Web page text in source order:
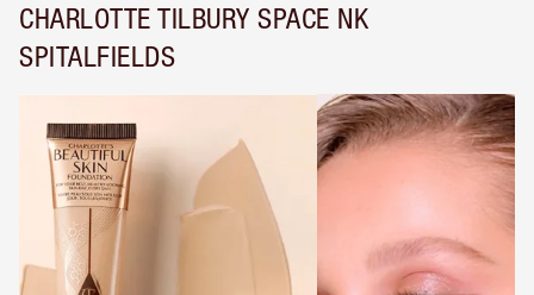
CHARLOTTE TILBURY SPACE NK
SPITALFIELDS